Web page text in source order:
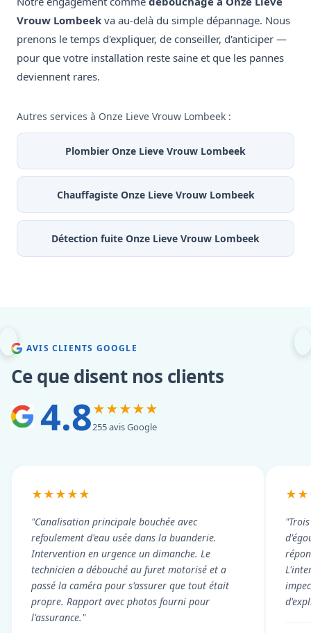
Vrouw Lombeek va au-delà du simple dépannage. Nous
prenons le temps d'expliquer, de conseiller, d'anticiper —
pour que votre installation reste saine et que les pannes
deviennent rares.
Autres services à Onze Lieve Vrouw Lombeek :
Plombier Onze Lieve Vrouw Lombeek
Chauffagiste Onze Lieve Vrouw Lombeek
Détection fuite Onze Lieve Vrouw Lombeek
AVIS CLIENTS GOOGLE
Ce que disent nos clients
4.8★★★★★
255 avis Google
★★★★★
"Canalisation principale bouchée avec
refoulement d'eau usée dans la buanderie.
Intervention en urgence un dimanche. Le
technicien a débouché au furet motorisé et a
passé la caméra pour s'assurer que tout était
propre. Rapport avec photos fourni pour
l'assurance."